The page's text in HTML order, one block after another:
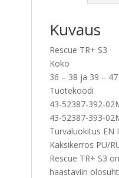
Kuvaus
Rescue TR+ S3
Koko
36 – 38 ja 39 – 47
Tuotekoodi
43-52387-392-
43-52387-393-
Turvaluokitus EN
Kaksikerros PU/
Rescue TR+ S3
haastaviin